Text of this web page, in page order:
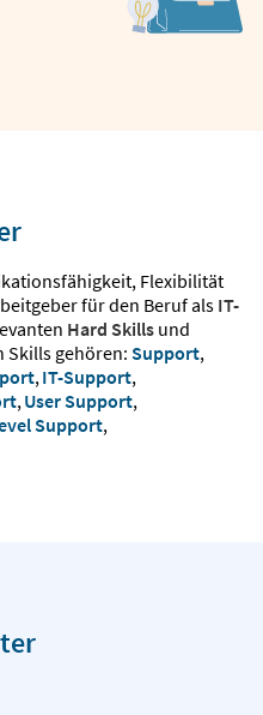
Flexibilität
für den Beruf als IT-
Hard Skills und
Skills gehören: Support,
, IT-Support,
, User Support,
Support,